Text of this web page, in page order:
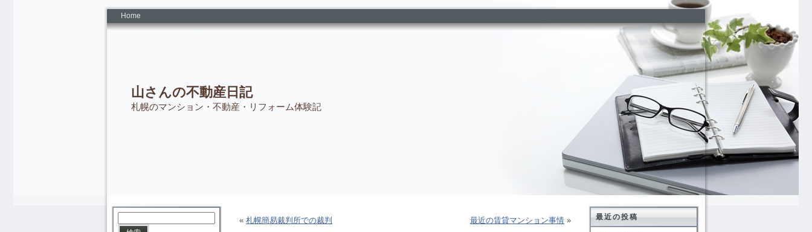
Home
山さんの不動産日記
札幌のマンション・不動産・リフォーム体験記
« 札幌簡易裁判所での裁判 最近の賃貸マンション事情 » 最近の投稿